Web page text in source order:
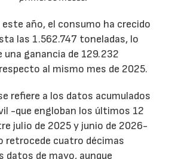
este año, el consumo ha crecido
las 1.562.747 toneladas, lo
una ganancia de 129.232
al mismo mes de 2025.
refiere a los datos acumulados
-que engloban los últimos 12
julio de 2025 y junio de 2026-
retrocede cuatro décimas
datos de mayo, aunque